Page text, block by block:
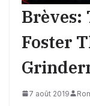
Brèves:
Foster
7 août 2019